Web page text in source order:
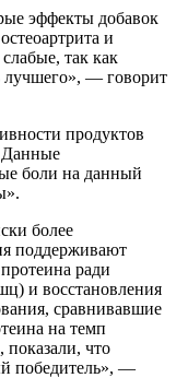
эффекты добавок
и
так как
лучшего», — говорит
продуктов
Данные
боли на данный
более
поддерживают
ради
и восстановления
сравнивавшие
на темп
показали, что
победитель», —